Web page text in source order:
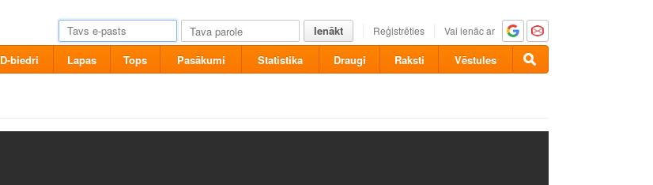
Ienākt Reģistrēties Vai ienāc ar
D-biedri Lapas Tops Pasākumi Statistika Draugi Raksti Vēstules